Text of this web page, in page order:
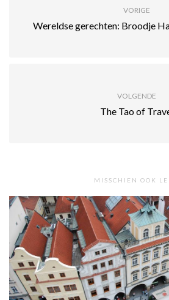
VORIGE
Wereldse gerechten: Broodje
VOLGENDE
The Tao of
MISSCHIEN OOK